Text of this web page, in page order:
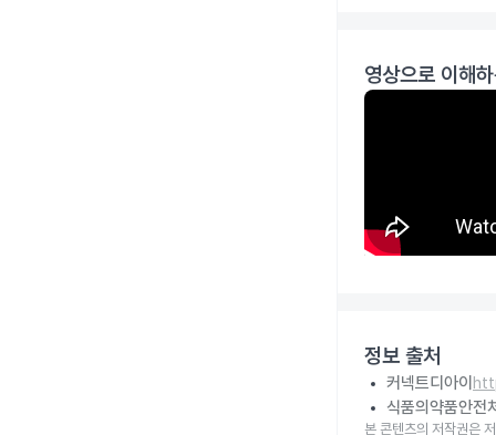
영상으로 이해
정보 출처
커넥트디아이
식품의약품안전
본 콘텐츠의 저작권은